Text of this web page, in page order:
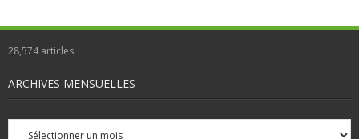
28,574articles
ARCHIVES MENSUELLES
Archives
mensuelles